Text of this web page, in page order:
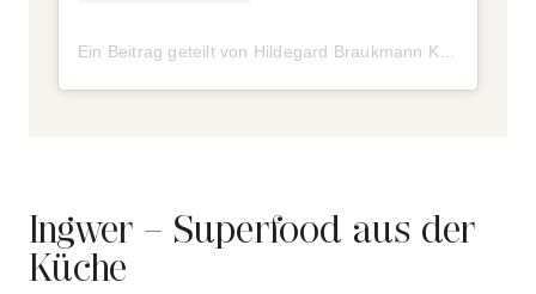
Ingwer – Superfood aus der
Küche